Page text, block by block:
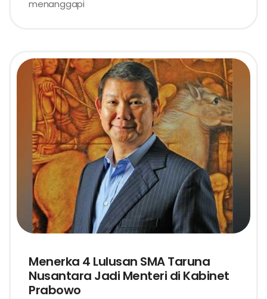
menanggapi
Menerka 4 Lulusan SMA Taruna
Nusantara Jadi Menteri di Kabinet
Prabowo